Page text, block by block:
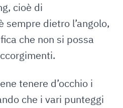
cioè di
sempre dietro l’angolo,
che non si possa
tenere d’occhio i
che i vari punteggi